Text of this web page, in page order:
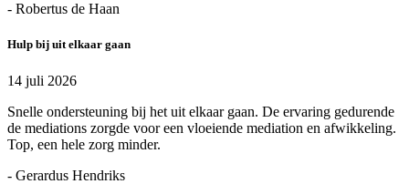
- Robertus de Haan
Hulp bij uit elkaar gaan
14 juli 2026
Snelle ondersteuning bij het uit elkaar gaan. De ervaring gedurende
de mediations zorgde voor een vloeiende mediation en afwikkeling.
Top, een hele zorg minder.
- Gerardus Hendriks